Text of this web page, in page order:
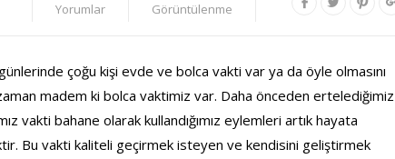
Yorumlar Görüntülenme
çoğu kişi evde ve bolca vakti var ya da öyle olmasını
madem ki bolca vaktimiz var. Daha önceden ertelediğimiz
vakti bahane olarak kullandığımız eylemleri artık hayata
Bu vakti kaliteli geçirmek isteyen ve kendisini geliştirmek